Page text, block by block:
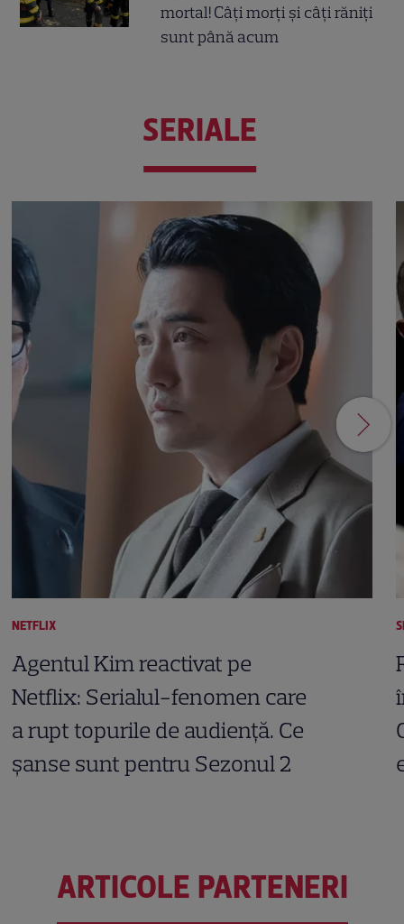
mortal! Câți morți și câți răniți
sunt până acum
SERIALE
NETFLIX
Agentul Kim reactivat pe
Netflix: Serialul-fenomen care
a rupt topurile de audiență. Ce
șanse sunt pentru Sezonul 2
ARTICOLE PARTENERI